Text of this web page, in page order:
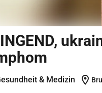
& Medizin location_on